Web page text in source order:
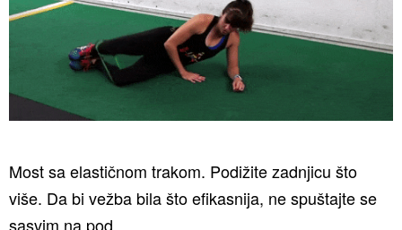
Most sa elastičnom trakom. Podižite zadnjicu što
više. Da bi vežba bila što efikasnija, ne spuštajte se
sasvim na pod.